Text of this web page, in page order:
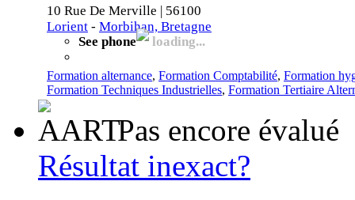
10 Rue De Merville | 56100
Lorient - Morbihan, Bretagne
See phone
loading...
Formation alternance, Formation Comptabilité, Formation
Formation Techniques Industrielles, Formation Tertiaire
Pas encore évalué
Résultat inexact?